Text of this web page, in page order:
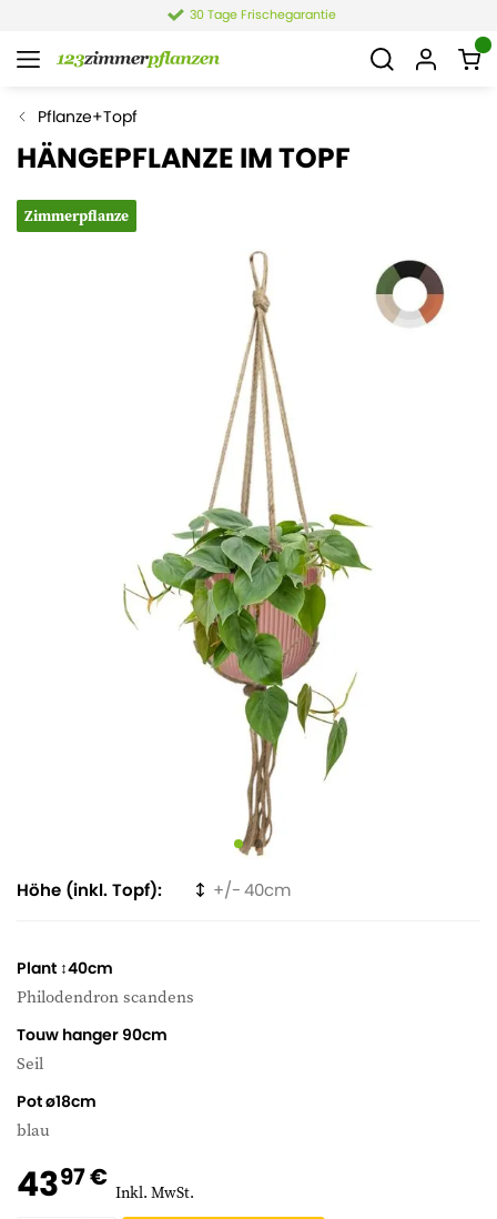
30 Tage Frischegarantie
Pflanze+Topf
HÄNGEPFLANZE IM TOPF
Zimmerpflanze
Höhe (inkl. Topf) 40
Plant ↕40cm
Philodendron scandens
Touw hanger 90cm
Seil
Pot ø18cm
blau
4397 € Inkl. MwSt.